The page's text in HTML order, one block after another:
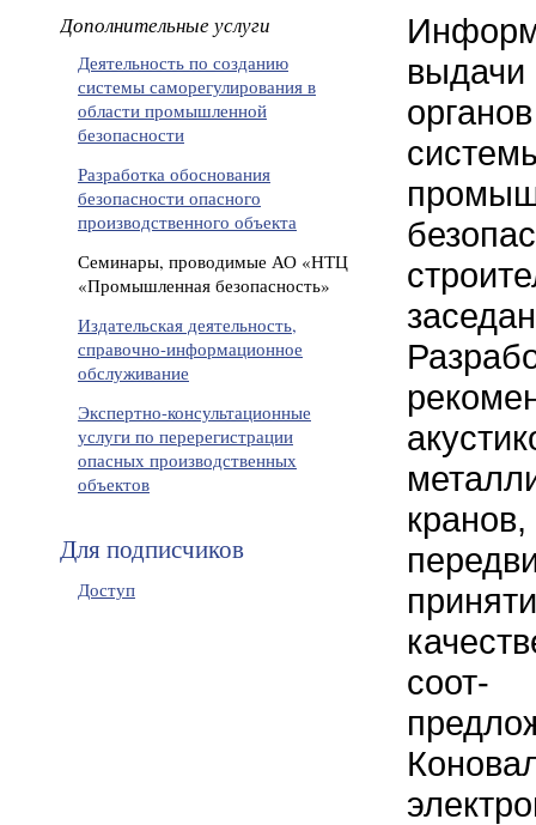
Дополнительные услуги
Деятельность по созданию
системы саморегулирования в
области промышленной
безопасности
Разработка обоснования
безопасности опасного
производственного объекта
Семинары, проводимые АО «НТЦ
«Промышленная безопасность»
Издательская деятельность,
справочно-информационное
обслуживание
Экспертно-консультационные
услуги по перерегистрации
опасных производственных
объектов
Для подписчиков
Доступ
соот-